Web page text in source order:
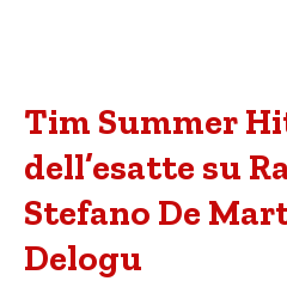
Tim Summer
dell’esatte su
Stefano De
Delogu